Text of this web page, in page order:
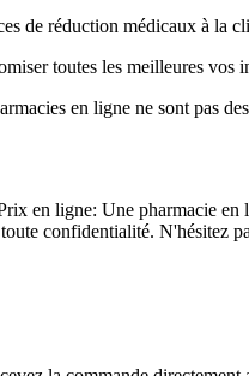
de réduction médicaux à la
toutes les meilleures vos
en ligne ne sont pas
en ligne: Une pharmacie
confidentialité. N'hésitez